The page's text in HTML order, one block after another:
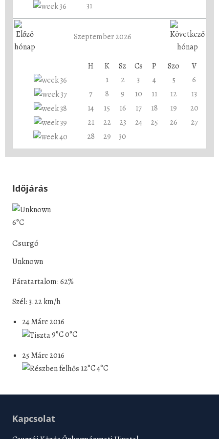
31
Szeptember 2026
H K Sz Cs P Szo
V
1
2 3 4 5
6
7
8 9 10 11 12
13
14
15 16 17 18 19
20
21
22 23 24 25 26
27
28
29 30
Időjárás
6°C
Csurgó
Unknown
Páratartalom: 62%
Szél: 3.22 km/h
24 Márc 2016
9°C0°C
25 Márc 2016
12°C4°C
Kapcsolat